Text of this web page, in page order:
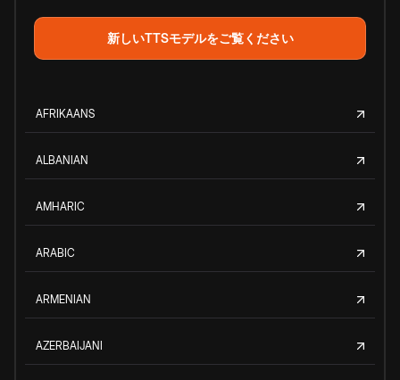
新しいTTSモデルをご覧ください
AFRIKAANS
ALBANIAN
AMHARIC
ARABIC
ARMENIAN
AZERBAIJANI